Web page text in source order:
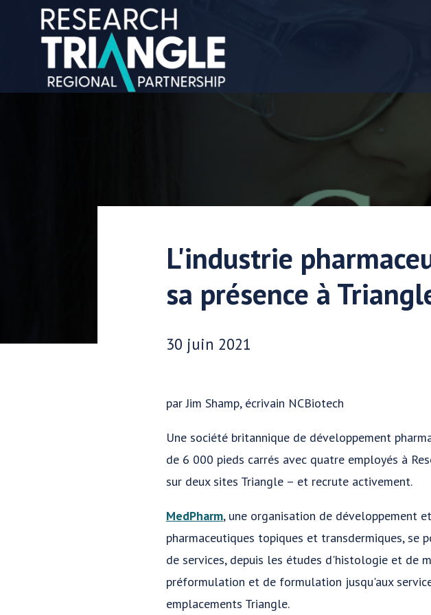
Aller au contenu
L'industrie
sa présence à
Date publiée:
30 juin 2021
par Jim Shamp, écrivain NCBiotech
Une société britannique de développement
de 6 000 pieds carrés avec quatre employés à
sur deux sites Triangle – et recrute activement.
MedPharm, une organisation de développement
pharmaceutiques topiques et transdermiques,
de services, depuis les études d'histologie et de
préformulation et de formulation jusqu'aux
emplacements Triangle.